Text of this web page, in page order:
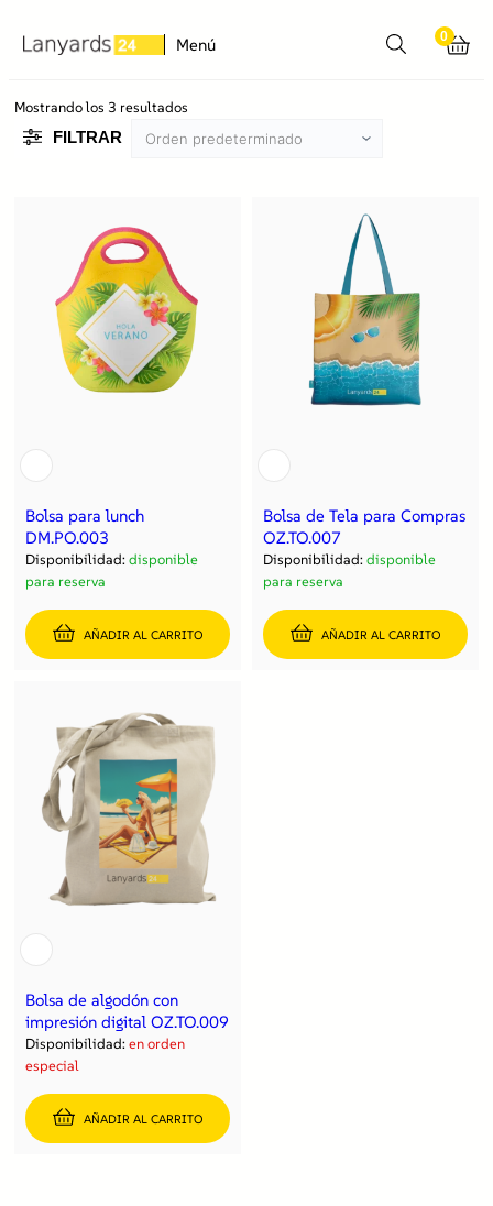
Menú 0
Mostrando los 3 resultados
FILTRAR
Bolsa para lunch
DM.PO.003
Disponibilidad:disponible
para reserva
AÑADIR AL CARRITO
Bolsa de Tela para Compras
OZ.TO.007
Disponibilidad:disponible
para reserva
AÑADIR AL CARRITO
Bolsa de algodón con
impresión digital OZ.TO.009
Disponibilidad:en orden
especial
AÑADIR AL CARRITO